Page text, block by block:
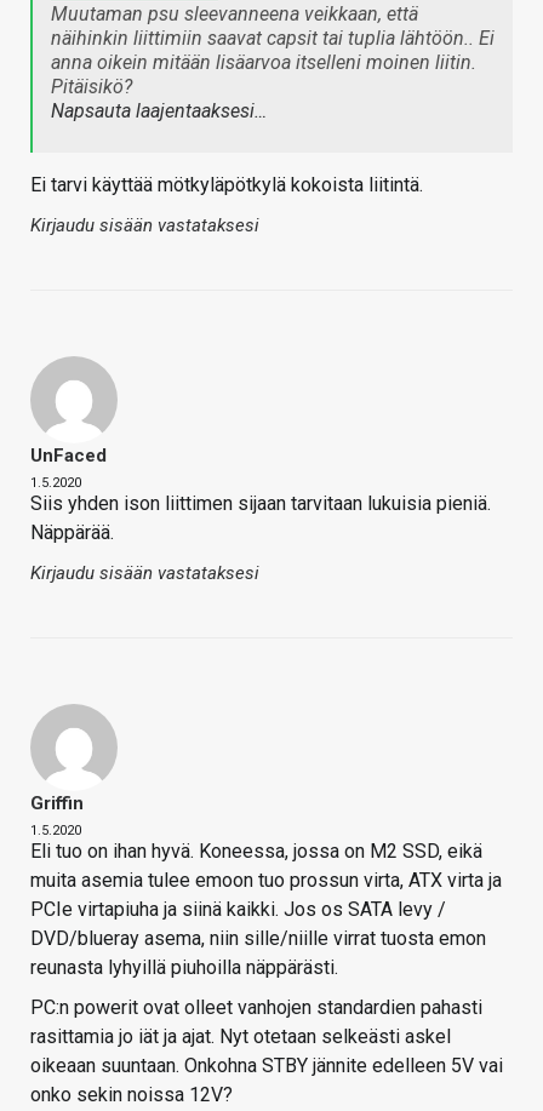
Muutaman psu sleevanneena veikkaan, että
näihinkin liittimiin saavat capsit tai tuplia lähtöön.. Ei
anna oikein mitään lisäarvoa itselleni moinen liitin.
Pitäisikö?
Napsauta laajentaaksesi…
Ei tarvi käyttää mötkyläpötkylä kokoista liitintä.
Kirjaudu sisään vastataksesi
UnFaced
1.5.2020
Siis yhden ison liittimen sijaan tarvitaan lukuisia pieniä.
Näppärää.
Kirjaudu sisään vastataksesi
Griffin
1.5.2020
Eli tuo on ihan hyvä. Koneessa, jossa on M2 SSD, eikä
muita asemia tulee emoon tuo prossun virta, ATX virta ja
PCIe virtapiuha ja siinä kaikki. Jos os SATA levy /
DVD/blueray asema, niin sille/niille virrat tuosta emon
reunasta lyhyillä piuhoilla näppärästi.
PC:n powerit ovat olleet vanhojen standardien pahasti
rasittamia jo iät ja ajat. Nyt otetaan selkeästi askel
oikeaan suuntaan. Onkohna STBY jännite edelleen 5V vai
onko sekin noissa 12V?